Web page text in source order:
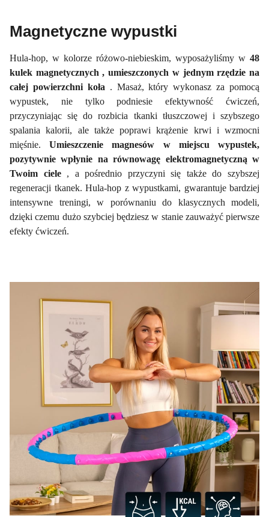
Magnetyczne wypustki
Hula-hop, w kolorze różowo-niebieskim, wyposażyliśmy w 48
kulek magnetycznych, umieszczonych w jednym rzędzie na
całej powierzchni koła . Masaż, który wykonasz za pomocą
wypustek, nie tylko podniesie efektywność ćwiczeń,
przyczyniając się do rozbicia tkanki tłuszczowej i szybszego
spalania kalorii, ale także poprawi krążenie krwi i wzmocni
mięśnie.Umieszczenie magnesów w miejscu wypustek,
pozytywnie wpłynie na równowagę elektromagnetyczną w
Twoim ciele , a pośrednio przyczyni się także do szybszej
regeneracji tkanek. Hula-hop z wypustkami, gwarantuje bardziej
intensywne treningi, w porównaniu do klasycznych modeli,
dzięki czemu dużo szybciej będziesz w stanie zauważyć pierwsze
efekty ćwiczeń.